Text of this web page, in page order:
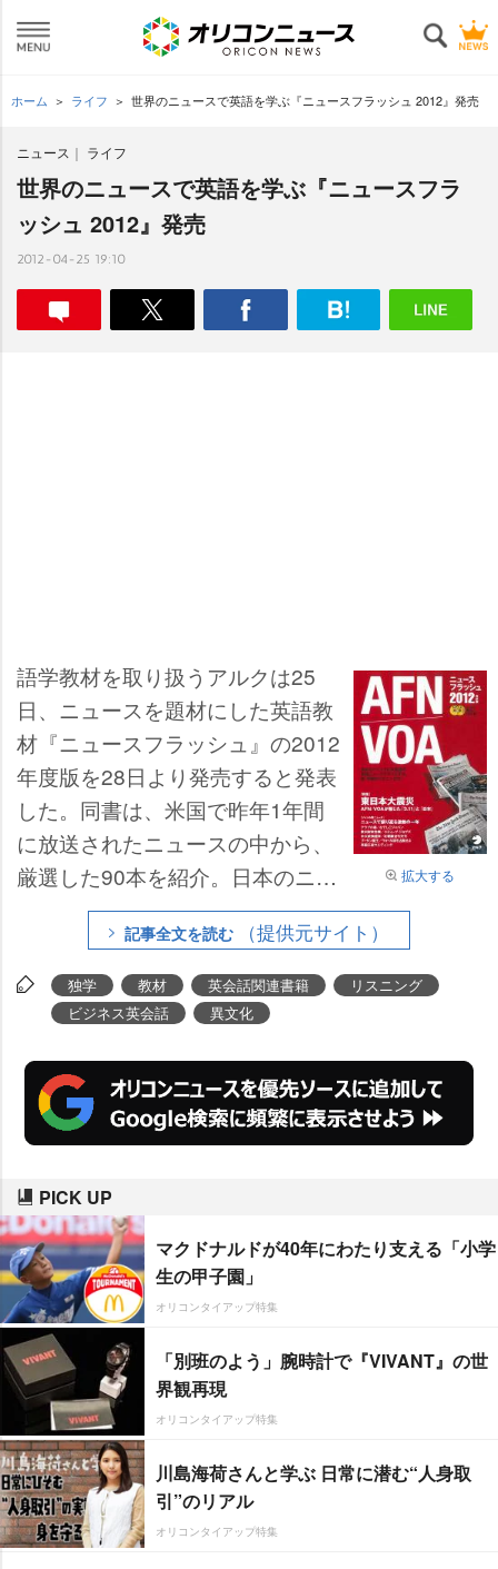
ホーム ライフ 世界のニュースで英語を学ぶ『ニュースフラッシュ 2012』発売
ニュース ライフ
世界のニュースで英語を学ぶ『ニュースフラ
ッシュ 2012』発売
2012-04-25 19:10
拡大する
語学教材を取り扱うアルクは25
日、ニュースを題材にした英語教
材『ニュースフラッシュ』の2012
年度版を28日より発売すると発表
した。同書は、米国で昨年1年間
に放送されたニュースの中から、
厳選した90本を紹介。日本のニュ
ースが海外でどのように報道され
ているのか、また世界のニュース
が英語でどのように表現されてい
るのかを知るためのツールとして
記事全文を読む （提供元サイト）
独学 教材 英会話関連書籍
リスニング
ビジネス英会話
異文化
PICK UP
マクドナルドが40年にわたり支える「小学
生の甲子園」
オリコンタイアップ特集
「別班のよう」腕時計で『VIVANT』の世
界観再現
オリコンタイアップ特集
川島海荷さんと学ぶ 日常に潜む“人身取
引”のリアル
オリコンタイアップ特集